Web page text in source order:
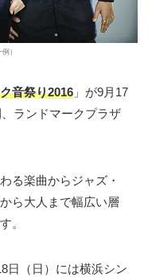
）
音祭り2016 」が9月17
ランドマークプラザ
る楽曲からジャズ・
ら大人まで幅広い層
。
日（日）には横浜シン